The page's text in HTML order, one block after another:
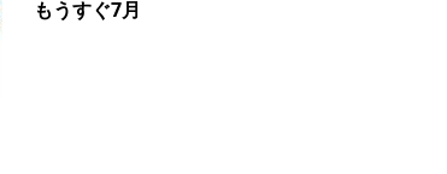
もうすぐ7月